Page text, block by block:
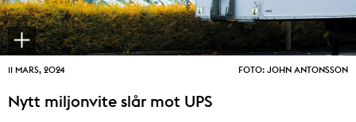
11 MARS, 2024 FOTO: JOHN ANTONSSON
Nytt miljonvite slår mot UPS